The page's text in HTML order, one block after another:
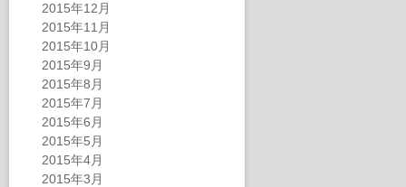
2015年12月
2015年11月
2015年10月
2015年9月
2015年8月
2015年7月
2015年6月
2015年5月
2015年4月
2015年3月